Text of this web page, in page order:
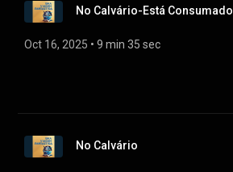
No Calvário-Está Consumado
Oct 16, 2025 • 9 min 35 sec
No Calvário